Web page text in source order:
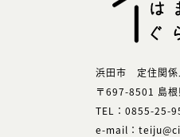
浜田市 定住関係
〒697-8501 島根
TEL：0855-25-
e-mail：